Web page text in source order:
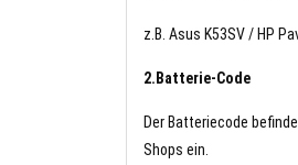
z.B. Asus K53SV / HP
2.Batterie-Code
Der Batteriecode
Shops ein.